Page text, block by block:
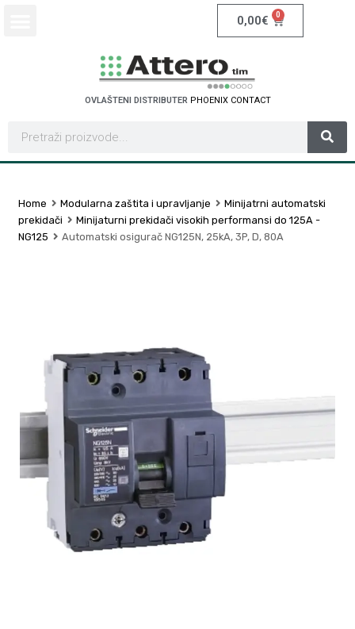
0,00€ 0
OVLAŠTENI DISTRIBUTER PHOENIX CONTACT
Home Modularna zaštita i upravljanje
Minijatrni automatski
prekidači
Minijaturni prekidači visokih performansi do 125A -
NG125
Automatski osigurač NG125N, 25kA, 3P, D, 80A